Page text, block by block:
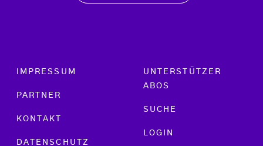
Footer menu
IMPRESSUM
PARTNER
KONTAKT
DATENSCHUTZ
UNTERSTÜTZER
ABOS
SUCHE
LOGIN